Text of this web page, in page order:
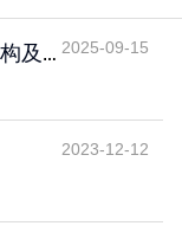
及
2025-09-15
2023-12-12